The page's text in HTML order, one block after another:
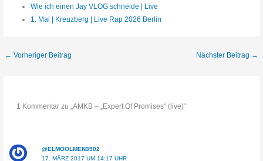
Wie ich einen Jay VLOG schneide | Live
1. Mai | Kreuzberg | Live Rap 2026 Berlin
← Vorheriger Beitrag Nächster Beitrag →
1 Kommentar zu „AMKB – „Expert Of Promises“ (live)“
@ELMOOLMEN3902
17. MÄRZ 2017 UM 14:17 UHR